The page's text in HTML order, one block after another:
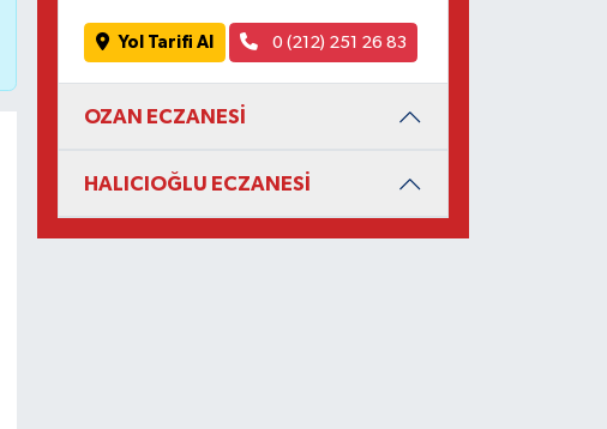
Yol Tarifi Al 0 (212) 251 26 83
OZAN ECZANESİ
HALICIOĞLU ECZANESİ